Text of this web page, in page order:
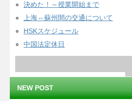
決めた！～授業開始まで
上海⇔蘇州間の交通について
HSKスケジュール
中国法定休日
NEW POST